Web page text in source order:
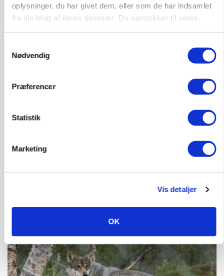
oplysninger, du har givet dem, eller som de har indsamlet
fra din brug af deres tjenester. Du samtykker til vores
Nødvendig
Præferencer
Statistik
Marketing
Vis detaljer
OK
MARKED
avlsbestand